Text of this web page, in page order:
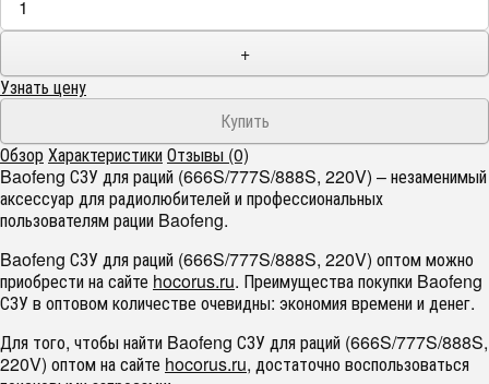
+
Узнать цену
ОбзорХарактеристикиОтзывы (0)
Baofeng СЗУ для раций (666S/777S/888S, 220V) – незаменимый
аксессуар для радиолюбителей и профессиональных
пользователям рации Baofeng.
Baofeng СЗУ для раций (666S/777S/888S, 220V) оптом можно
приобрести на сайте hocorus.ru. Преимущества покупки Baofeng
СЗУ в оптовом количестве очевидны: экономия времени и денег.
Для того, чтобы найти Baofeng СЗУ для раций (666S/777S/888S,
220V) оптом на сайте hocorus.ru, достаточно воспользоваться